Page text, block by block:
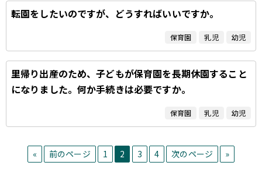
転園をしたいのですが、どうすればいいですか。
保育園 乳児 幼児
里帰り出産のため、子どもが保育園を長期休園すること
になりました。何か手続きは必要ですか。
保育園 乳児 幼児
« 前のページ 1 2 3 4 次のページ »